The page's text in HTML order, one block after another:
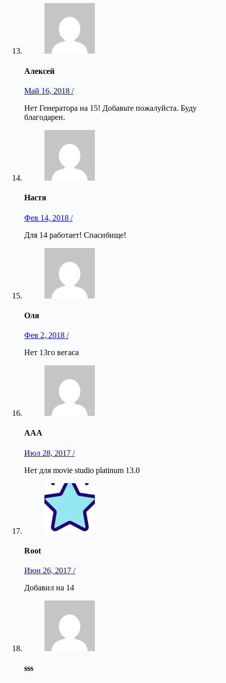
Алексей
Май 16, 2018 /
Нет Генератора на 15! Добавьте пожалуйста. Буду
благодарен.
Настя
Фев 14, 2018 /
Для 14 работает! Спасибище!
Оля
Фев 2, 2018 /
Нет 13го вегаса
AAA
Июл 28, 2017 /
Нет для movie studio platinum 13.0
Root
Июн 26, 2017 /
Добавил на 14
sss